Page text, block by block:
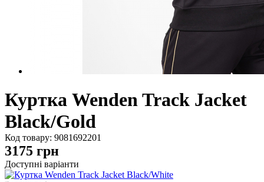
Куртка Wenden Track Jacket
Black/Gold
Код товару: 9081692201
3175 грн
Доступні варіанти